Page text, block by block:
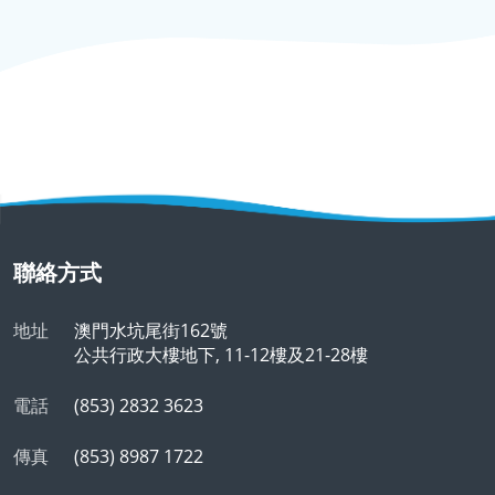
聯絡方式
地址
澳門水坑尾街162號
公共行政大樓地下, 11-12樓及21-28樓
電話 (853) 2832 3623
傳真 (853) 8987 1722